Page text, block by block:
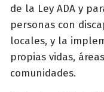
de la Ley ADA y
personas con
locales, y la
propias vidas,
comunidades.